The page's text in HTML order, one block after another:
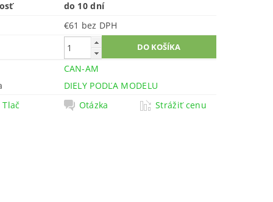
do 10 dní
€61 bez DPH
CAN-AM
DIELY PODĽA MODELU
Tlač
Otázka Strážiť cenu